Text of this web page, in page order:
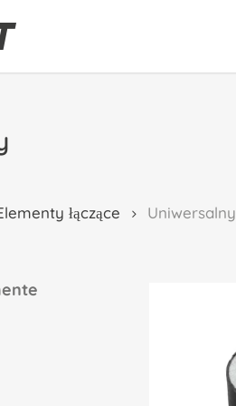
łączące Uniwersalny